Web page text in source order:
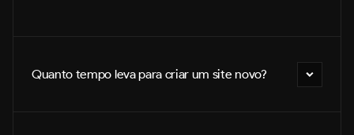
Quanto tempo leva para criar um site novo?